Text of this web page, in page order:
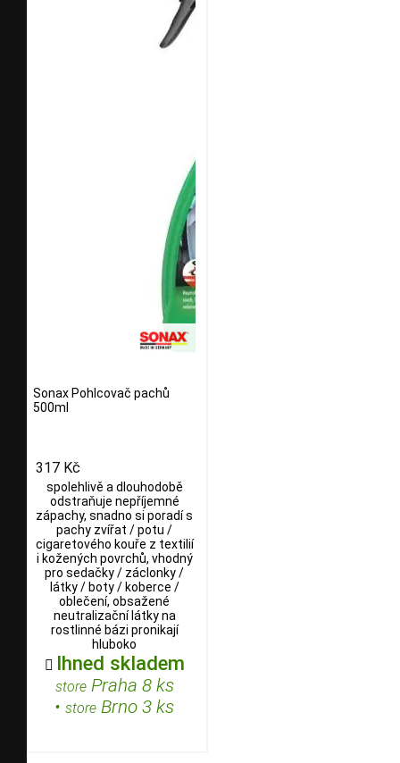
Sonax Pohlcovač pachů
500ml
317 Kč
spolehlivě a dlouhodobě
odstraňuje nepříjemné
zápachy, snadno si poradí s
pachy zvířat / potu /
cigaretového kouře z textilií
i kožených povrchů, vhodný
pro sedačky / záclonky /
látky / boty / koberce /
oblečení, obsažené
neutralizační látky na
rostlinné bázi pronikají
hluboko
 Ihned skladem
storePraha 8 ks
• store Brno 3 ks